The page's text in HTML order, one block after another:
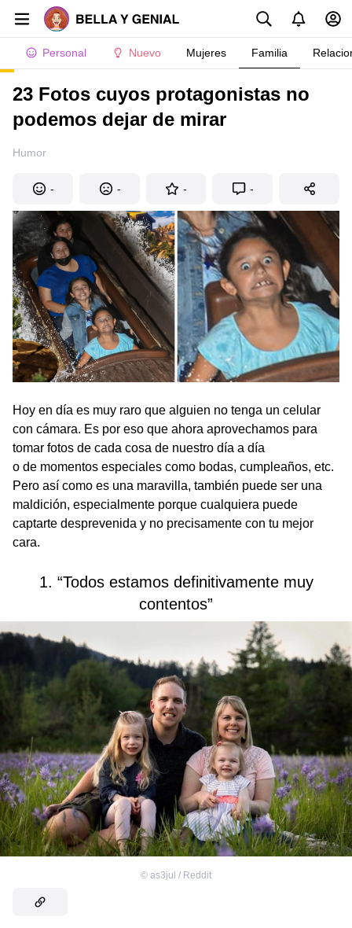
Personal Nuevo Mujeres Familia
23 Fotos cuyos protagonistas no
podemos dejar de mirar
Humor
- - - -
Hoy en día es muy raro que alguien no tenga un celular
con cámara. Es por eso que ahora aprovechamos para
tomar fotos de cada cosa de nuestro día a día
o de momentos especiales como bodas, cumpleaños, etc.
Pero así como es una maravilla, también puede ser una
maldición, especialmente porque cualquiera puede
captarte desprevenida y no precisamente con tu mejor
cara.
1. “Todos estamos definitivamente muy
contentos”
© as3jul / Reddit